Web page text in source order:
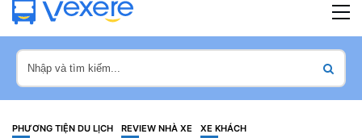
PHƯƠNG TIỆN DU LỊCH REVIEW NHÀ XE XE KHÁCH